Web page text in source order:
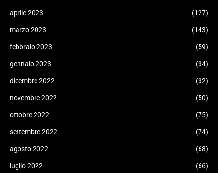
aprile 2023 (127)
marzo 2023 (143)
febbraio 2023 (59)
gennaio 2023 (34)
dicembre 2022 (32)
novembre 2022 (50)
ottobre 2022 (75)
settembre 2022 (74)
agosto 2022 (68)
luglio 2022 (66)